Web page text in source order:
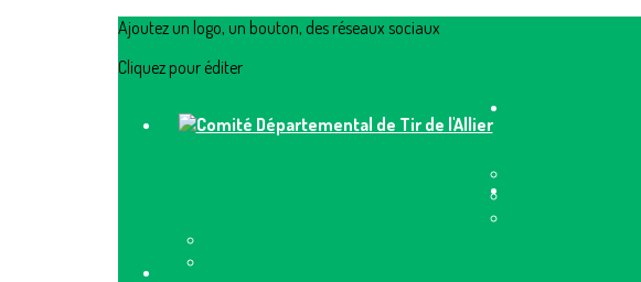
Ajoutez un logo, un bouton, des réseaux sociaux
Cliquez pour éditer